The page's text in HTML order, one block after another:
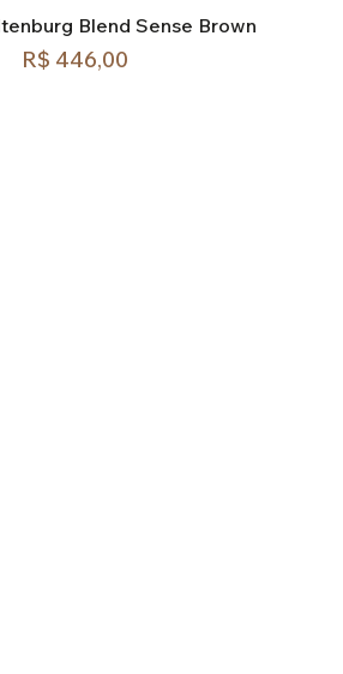
Blend Sense Brown
Preço
R$ 446,00